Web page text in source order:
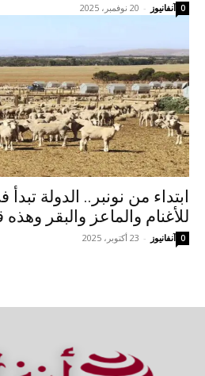
آنفانيوز - 20 نوفمبر، 2025 0
ابتداء من نونبر.. الدولة
للأغنام والماعز والبقر وهذه
آنفانيوز - 23 أكتوبر، 2025 0